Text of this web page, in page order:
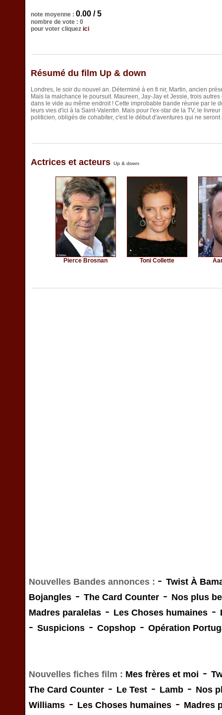
note moyenne : 0.00 / 5
nombre de vote : 0
pour voter cliquez ici
Résumé du film Up & down
Londres, le soir du nouvel an. Déterminé à en fi nir, Martin, ancien
Mais la malchance le poursuit. Maureen, Jay-Jay et Jessie, trois
dans le vide au même endroit ! Cette improbable bande réunie par le
leurs vies d'ici à la Saint-Valentin. Mais pour l'ex-star de la TV, le
politicien, obligés de cohabiter, c'est le début d'aventures qui ne seront
Actrices et acteurs Up & down
Pierce Brosnan Toni Collette
Nouvelles Bandes annonces : - Twist À
Bojangles - The Card Counter - Nos plus
Madres paralelas - Les Choses humaines -
- Suspicions - Copshop - Opération
Nouvelles fiches film : Mes frères et moi -
The Card Counter - Le Test - Lamb - Nos
Williams - Les Choses humaines - Madres